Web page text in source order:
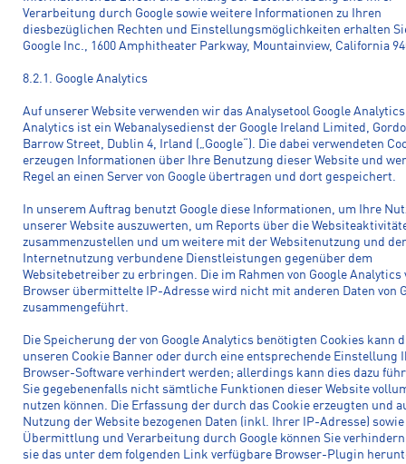
Verarbeitung durch Google sowie weitere Informationen zu Ihren
diesbezüglichen Rechten und Einstellungsmöglichkeiten erhalten
Google Inc., 1600 Amphitheater Parkway, Mountainview, California
8.2.1. Google Analytics
Auf unserer Website verwenden wir das Analysetool Google
Analytics ist ein Webanalysedienst der Google Ireland Limited,
Barrow Street, Dublin 4, Irland („Google“). Die dabei verwendeten
erzeugen Informationen über Ihre Benutzung dieser Website und
Regel an einen Server von Google übertragen und dort gespeichert.
In unserem Auftrag benutzt Google diese Informationen, um Ihre
unserer Website auszuwerten, um Reports über die
zusammenzustellen und um weitere mit der Websitenutzung und der
Internetnutzung verbundene Dienstleistungen gegenüber dem
Websitebetreiber zu erbringen. Die im Rahmen von Google Analytics
Browser übermittelte IP-Adresse wird nicht mit anderen Daten von
zusammengeführt.
Die Speicherung der von Google Analytics benötigten Cookies kann
unseren Cookie Banner oder durch eine entsprechende Einstellung
Browser-Software verhindert werden; allerdings kann dies dazu
Sie gegebenenfalls nicht sämtliche Funktionen dieser Website
nutzen können. Die Erfassung der durch das Cookie erzeugten und
Nutzung der Website bezogenen Daten (inkl. Ihrer IP-Adresse)
Übermittlung und Verarbeitung durch Google können Sie
sie das unter dem folgenden Link verfügbare Browser-Plugin